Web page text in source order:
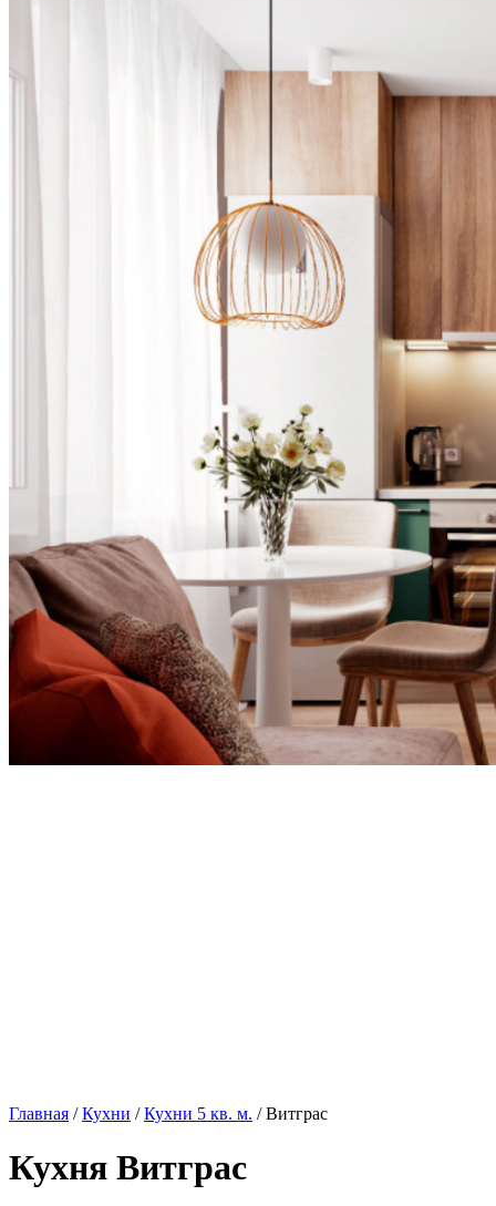
Главная /Кухни /Кухни 5 кв. м. / Витграс
Кухня Витграс